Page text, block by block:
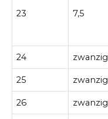
23 7,5
24 zwanzig
25 zwanzig
26 zwanzig